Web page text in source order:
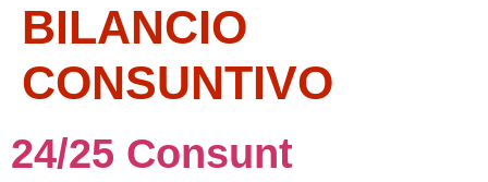
BILANCIO
CONSUNTIVO
24/25 Consunt